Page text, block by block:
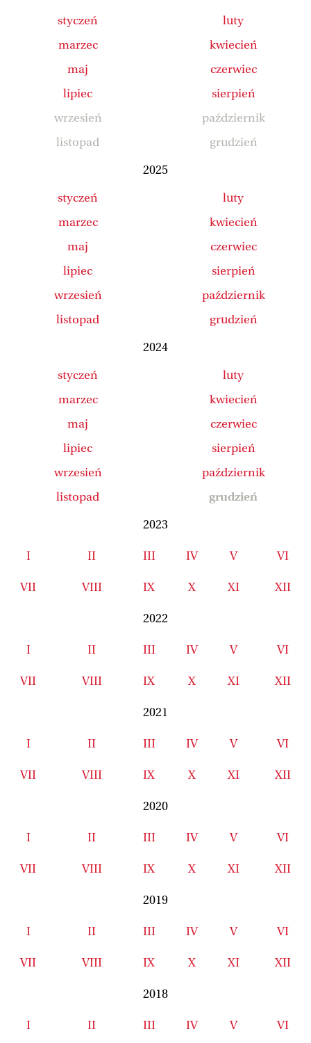
styczeń
luty
marzec
kwiecień
maj
czerwiec
lipiec
sierpień
wrzesień
październik
listopad
grudzień
2025
styczeń
luty
marzec
kwiecień
maj
czerwiec
lipiec
sierpień
wrzesień
październik
listopad
grudzień
2024
styczeń
luty
marzec
kwiecień
maj
czerwiec
lipiec
sierpień
wrzesień
październik
listopad
grudzień
2023
I II III IV V VI
VII VIII IX X XI XII
2022
I II III IV V VI
VII VIII IX X XI XII
2021
I II III IV V VI
VII VIII IX X XI XII
2020
I II III IV V VI
VII VIII IX X XI XII
2019
I II III IV V VI
VII VIII IX X XI XII
2018
I II III IV V VI